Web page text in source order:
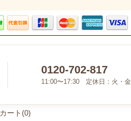
0120-702-817
11:00〜17:30 定休日：火・金
カート(0)